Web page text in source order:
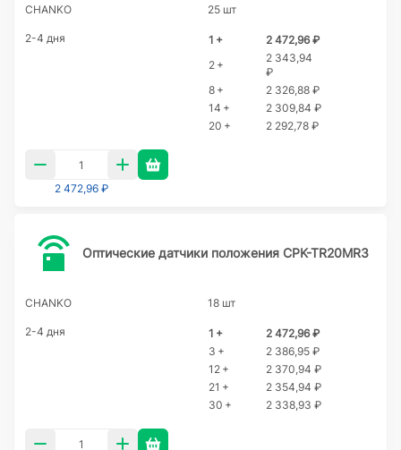
CHANKO 25 шт
2-4 дня 1 +
2 472,96 ₽
2 +
2 343,94
₽
8 +
2 326,88 ₽
14 +
2 309,84 ₽
20 +
2 292,78 ₽
2 472,96 ₽
Оптические датчики положения CPK-TR20MR3
CHANKO 18 шт
2-4 дня 1 +
2 472,96 ₽
3 +
2 386,95 ₽
12 +
2 370,94 ₽
21 +
2 354,94 ₽
30 +
2 338,93 ₽